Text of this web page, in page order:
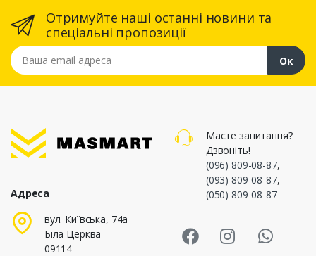
Отримуйте наші останні новини та
спеціальні пропозиції
Ваша email адреса
Ок
Адреса
вул. Київська, 74а
Біла Церква
09114
Маєте запитання?
Дзвоніть!
(096) 809-08-87,
(093) 809-08-87,
(050) 809-08-87